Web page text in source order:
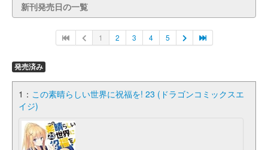
新刊発売日の一覧
1 2 3 4 5
発売済み
1： この素晴らしい世界に祝福を! 23 (ドラゴンコミックスエ
イジ)